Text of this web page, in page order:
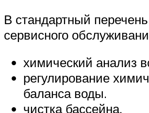
В стандартный перечень
сервисного
химический анализ
регулирование
баланса воды.
чистка бассейна.